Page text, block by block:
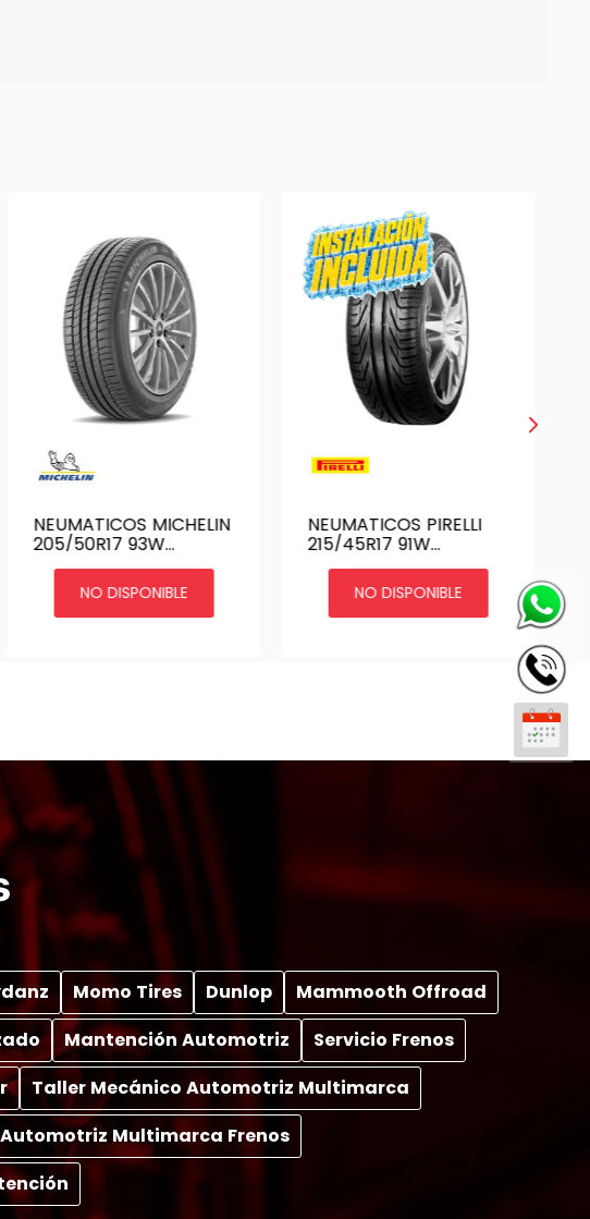
NEUMATICOS MICHELIN
205/50R17 93W
PRIMACY 3 GX ST
NO DISPONIBLE
NEUMATICOS PIRELLI
215/45R17 91W
PHANTOM
NO DISPONIBLE
Momo Tires Dunlop
Mammooth Offroad
Mantención Automotriz
Servicio Frenos
Taller Mecánico Automotriz Multimarca
Multimarca Frenos